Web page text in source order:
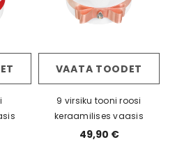
VAATA TOODET
9 virsiku tooni roosi
keraamilises vaasis
49,90 €